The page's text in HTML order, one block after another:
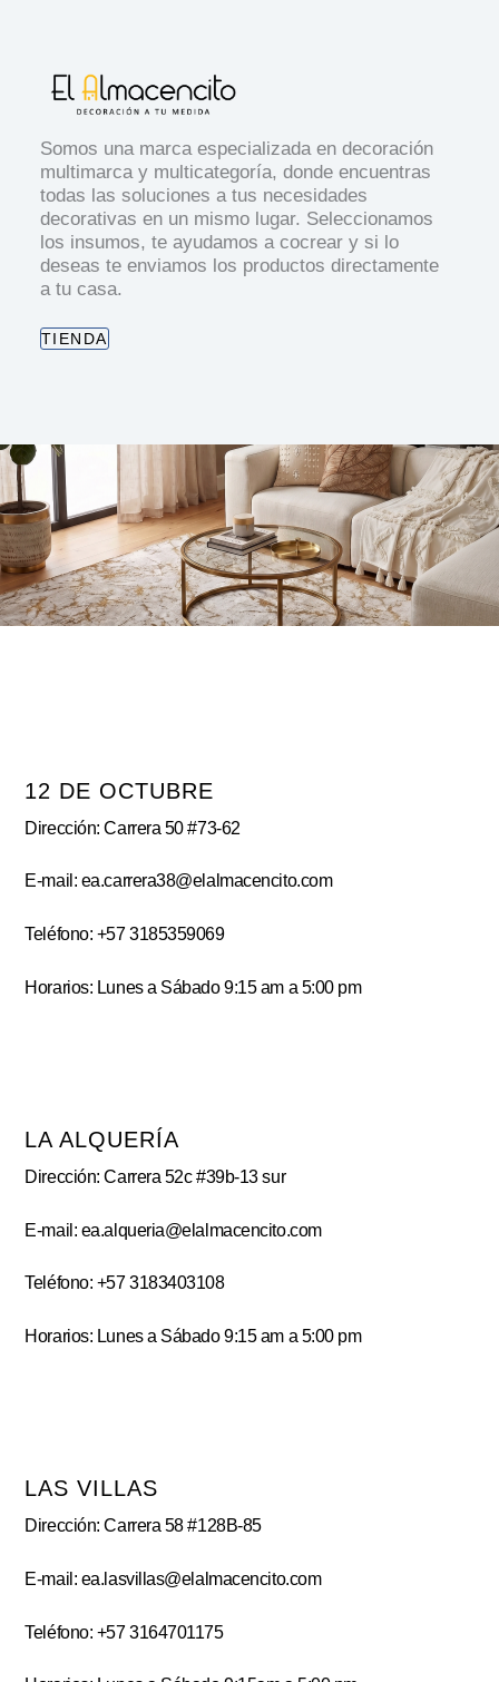
Somos una marca especializada en decoración
multimarca y multicategoría, donde encuentras
todas las soluciones a tus necesidades
decorativas en un mismo lugar. Seleccionamos
los insumos, te ayudamos a cocrear y si lo
deseas te enviamos los productos directamente
a tu casa.
TIENDA
12 DE OCTUBRE
Dirección: Carrera 50 #73-62
E-mail: ea.carrera38@elalmacencito.com
Teléfono: +57 3185359069
Horarios: Lunes a Sábado 9:15 am a 5:00 pm
LA ALQUERÍA
Dirección: Carrera 52c #39b-13 sur
E-mail: ea.alqueria@elalmacencito.com
Teléfono: +57 3183403108
Horarios: Lunes a Sábado 9:15 am a 5:00 pm
LAS VILLAS
Dirección: Carrera 58 #128B-85
E-mail: ea.lasvillas@elalmacencito.com
Teléfono: +57 3164701175